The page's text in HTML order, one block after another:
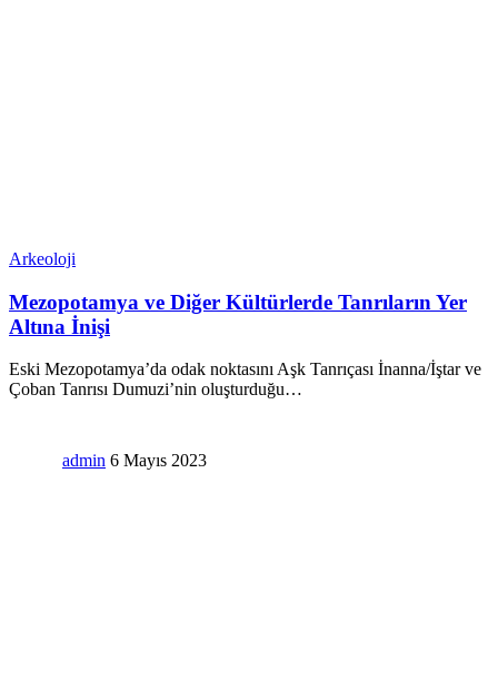
Arkeoloji
Mezopotamya ve Diğer Kültürlerde Tanrıların Yer
Altına İnişi
Eski Mezopotamya’da odak noktasını Aşk Tanrıçası İnanna/İştar ve
Çoban Tanrısı Dumuzi’nin oluşturduğu…
admin 6 Mayıs 2023